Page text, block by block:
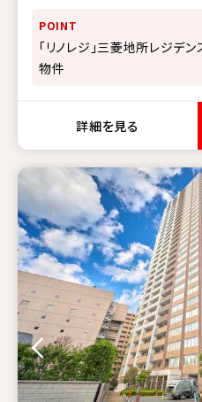
POINT
「リノレジ」三菱地所レジデ
物件
詳細を見る